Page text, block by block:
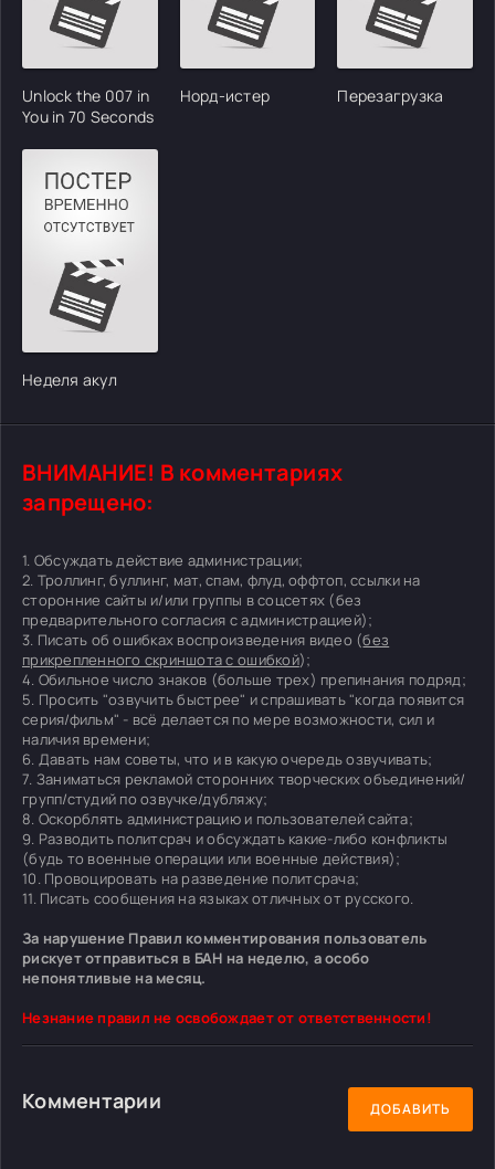
Unlock the 007 in
You in 70 Seconds
Норд-истер Перезагрузка
Неделя акул
ВНИМАНИЕ! В комментариях
запрещено:
1. Обсуждать действие администрации;
2. Троллинг, буллинг, мат, спам, флуд, оффтоп, ссылки на
сторонние сайты и/или группы в соцсетях (без
предварительного согласия с администрацией);
3. Писать об ошибках воспроизведения видео (без
прикрепленного скриншота с ошибкой);
4. Обильное число знаков (больше трех) препинания подряд;
5. Просить "озвучить быстрее" и спрашивать "когда появится
серия/фильм" - всё делается по мере возможности, сил и
наличия времени;
6. Давать нам советы, что и в какую очередь озвучивать;
7. Заниматься рекламой сторонних творческих объединений/
групп/студий по озвучке/дубляжу;
8. Оскорблять администрацию и пользователей сайта;
9. Разводить политсрач и обсуждать какие-либо конфликты
(будь то военные операции или военные действия);
10. Провоцировать на разведение политсрача;
11. Писать сообщения на языках отличных от русского.
За нарушение Правил комментирования пользователь
рискует отправиться в БАН на неделю, а особо
непонятливые на месяц.
Незнание правил не освобождает от ответственности!
Комментарии ДОБАВИТЬ